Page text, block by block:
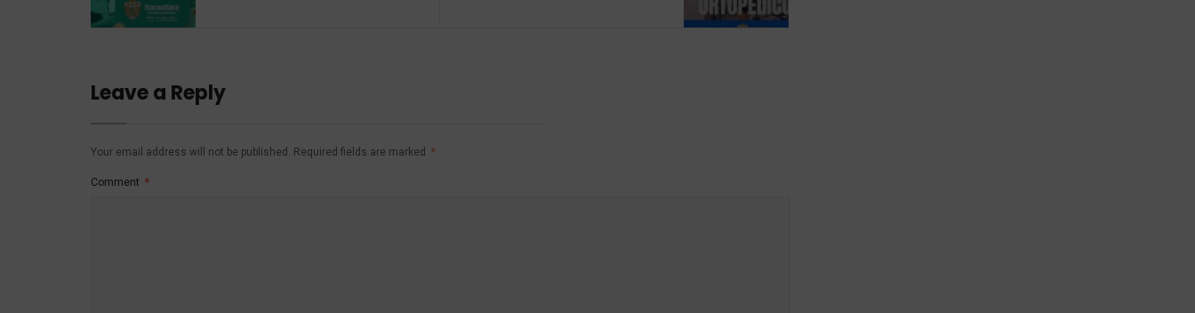
Leave a Reply
Your email address will not be published. Required fields are marked *
Comment *